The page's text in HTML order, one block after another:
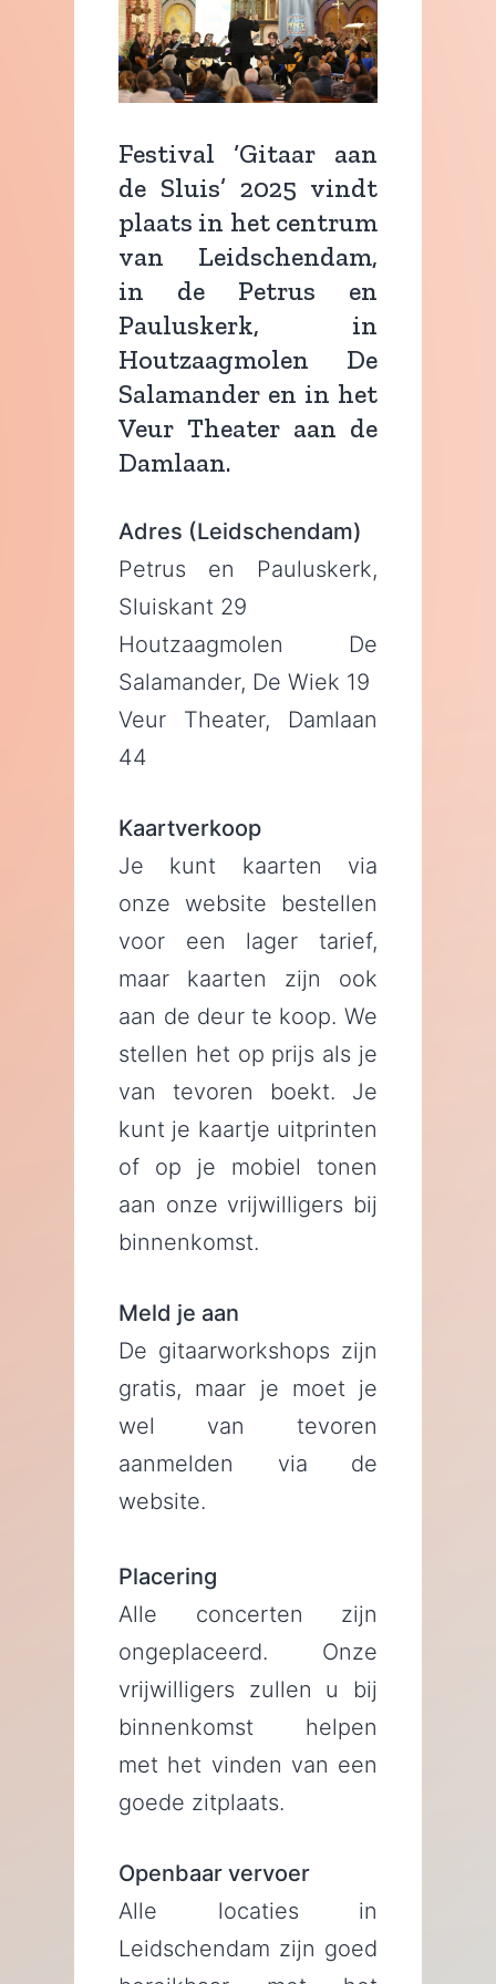
Festival ‘Gitaar aan
de Sluis’ 2025 vindt
plaats in het centrum
van Leidschendam,
in de Petrus en
Pauluskerk, in
Houtzaagmolen De
Salamander en in het
Veur Theater aan de
Damlaan.
Adres (Leidschendam)
Petrus en Pauluskerk,
Sluiskant 29
Houtzaagmolen De
Salamander, De Wiek 19
Veur Theater, Damlaan
44
Kaartverkoop
Je kunt kaarten via
onze website bestellen
voor een lager tarief,
maar kaarten zijn ook
aan de deur te koop. We
stellen het op prijs als je
van tevoren boekt. Je
kunt je kaartje uitprinten
of op je mobiel tonen
aan onze vrijwilligers bij
binnenkomst.
Meld je aan
De gitaarworkshops zijn
gratis, maar je moet je
wel van tevoren
aanmelden via de
website.
Placering
Alle concerten zijn
ongeplaceerd. Onze
vrijwilligers zullen u bij
binnenkomst helpen
met het vinden van een
goede zitplaats.
Openbaar vervoer
Alle locaties in
Leidschendam zijn goed